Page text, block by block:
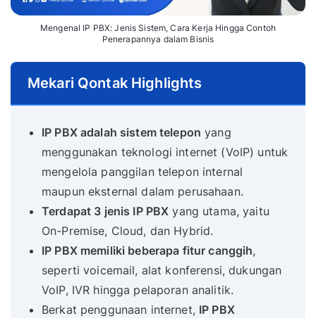
Mengenal IP PBX: Jenis Sistem, Cara Kerja Hingga Contoh
Penerapannya dalam Bisnis
Mekari Qontak Highlights
IP PBX adalah sistem telepon yang
menggunakan teknologi internet (VoIP) untuk
mengelola panggilan telepon internal
maupun eksternal dalam perusahaan.
Terdapat 3 jenis IP PBX yang utama, yaitu
On-Premise, Cloud, dan Hybrid.
IP PBX memiliki beberapa fitur canggih,
seperti voicemail, alat konferensi, dukungan
VoIP, IVR hingga pelaporan analitik.
Berkat penggunaan internet, IP PBX